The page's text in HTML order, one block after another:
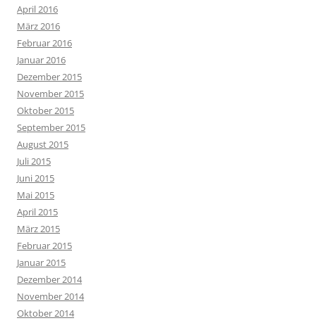
April 2016
März 2016
Februar 2016
Januar 2016
Dezember 2015
November 2015
Oktober 2015
September 2015
August 2015
Juli 2015
Juni 2015
Mai 2015
April 2015
März 2015
Februar 2015
Januar 2015
Dezember 2014
November 2014
Oktober 2014